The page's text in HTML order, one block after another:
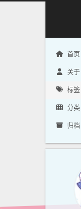
首页
关于
标签
分类
归档